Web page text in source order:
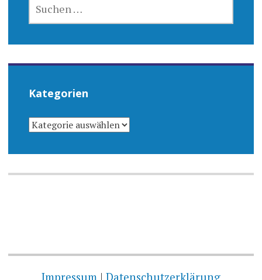
NACH:
Kategorien
KATEGORIEN
Impressum | Datenschutzerklärung